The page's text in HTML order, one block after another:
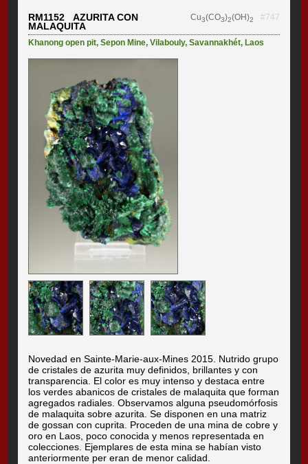
RM1152 AZURITA CON
MALAQUITA
Cu3(CO3)2(OH)2 #747
Khanong open pit,Sepon Mine,Vilabouly,Savannakhét,Laos
Novedad en Sainte-Marie-aux-Mines 2015. Nutrido grupo
de cristales de azurita muy definidos, brillantes y con
transparencia. El color es muy intenso y destaca entre
los verdes abanicos de cristales de malaquita que forman
agregados radiales. Observamos alguna pseudomórfosis
de malaquita sobre azurita. Se disponen en una matriz
de gossan con cuprita. Proceden de una mina de cobre y
oro en Laos, poco conocida y menos representada en
colecciones. Ejemplares de esta mina se habían visto
anteriormente per eran de menor calidad.